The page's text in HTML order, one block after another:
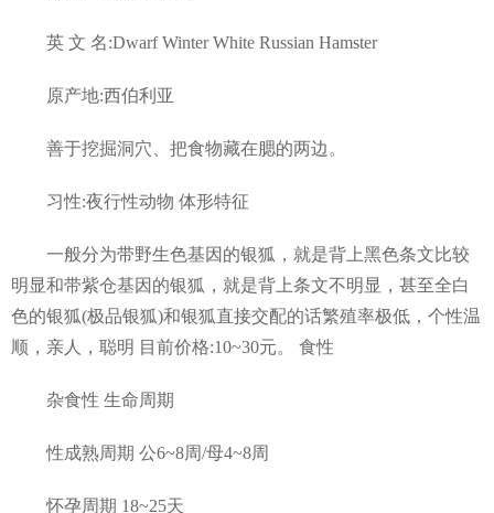
英 文 名:Dwarf Winter White Russian Hamster
原产地:西伯利亚
善于挖掘洞穴、把食物藏在腮的两边。
习性:夜行性动物 体形特征
一般分为带野生色基因的银狐，就是背上黑色条文比较
明显和带紫仓基因的银狐，就是背上条文不明显，甚至全白
色的银狐(极品银狐)和银狐直接交配的话繁殖率极低，个性温
顺，亲人，聪明 目前价格:10~30元。 食性
杂食性 生命周期
性成熟周期 公6~8周/母4~8周
怀孕周期 18~25天